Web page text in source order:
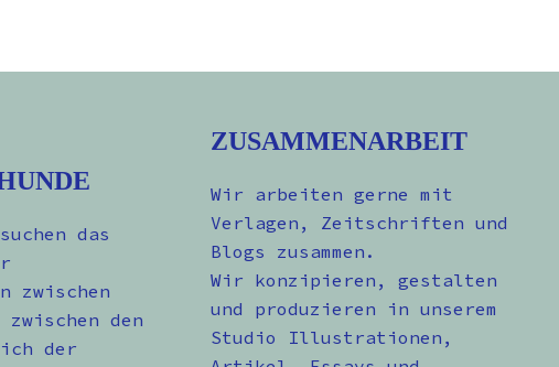
das
zwischen
den
der
ZUSAMMENARBEIT
Wir arbeiten gerne mit
Verlagen, Zeitschriften und
Blogs zusammen.
Wir konzipieren, gestalten
und produzieren in unserem
Studio Illustrationen,